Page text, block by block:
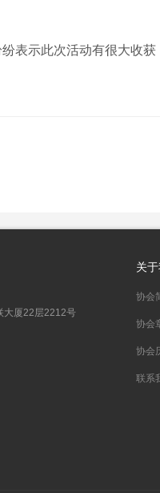
示此次活动有很大收获
大厦22层2212号
关
协会
协会
协会
联系